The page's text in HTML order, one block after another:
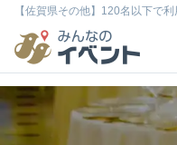
【佐賀県その他】120名以下で